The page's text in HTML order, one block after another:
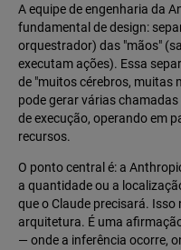
A equipe de engenharia da
fundamental de design:
orquestrador) das "mãos"
executam ações). Essa
de "muitos cérebros, muitas
pode gerar várias
de execução, operando em
recursos.
O ponto central é: a
a quantidade ou a
que o Claude precisará.
arquitetura. É uma
— onde a inferência ocorre,